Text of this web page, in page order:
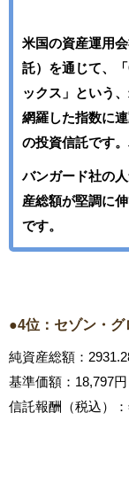
米国の資産運用
託）を通じて、
ックス」という
網羅した指数に
の投資信託です
バンガード社の
産総額が堅調に
です。
●4位：セゾン・
純資産総額：
基準価額：18,797円
信託報酬（税込）